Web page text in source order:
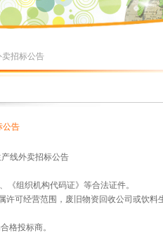
卖招标公告
公告
线外卖招标公告
《组织机构代码证》等合法证件。
许可经营范围，废旧物资回收公司或饮料
格投标商。